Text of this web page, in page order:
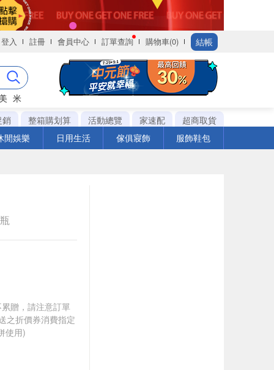
登入 註冊 會員中心 訂單查詢 購物車(0) 結帳
米
銷
整箱購划算 活動總覽 家速配
超商取貨
閒娛樂
日用生活 傢俱寢飾 服飾鞋包
贈，請注意訂單
之折價券消費指定
使用)